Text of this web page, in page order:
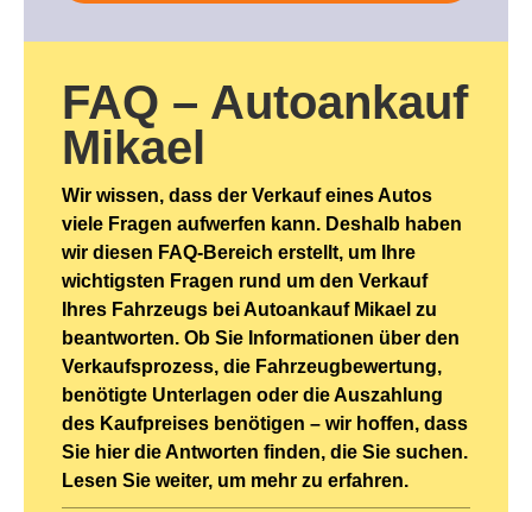
FAQ – Autoankauf
Mikael
Wir wissen, dass der Verkauf eines Autos
viele Fragen aufwerfen kann. Deshalb haben
wir diesen FAQ-Bereich erstellt, um Ihre
wichtigsten Fragen rund um den Verkauf
Ihres Fahrzeugs bei Autoankauf Mikael zu
beantworten. Ob Sie Informationen über den
Verkaufsprozess, die Fahrzeugbewertung,
benötigte Unterlagen oder die Auszahlung
des Kaufpreises benötigen – wir hoffen, dass
Sie hier die Antworten finden, die Sie suchen.
Lesen Sie weiter, um mehr zu erfahren.